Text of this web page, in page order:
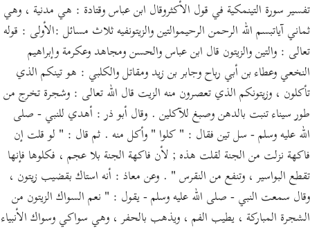
تفسير سورة التينمكية في قول الأكثروقال ابن عباس وقتادة : هي مدنية ، وهي
ثماني آياتبسم الله الرحمن الرحيموالتين والزيتونفيه ثلاث مسائل :الأولى : قوله
تعالى : والتين والزيتون قال ابن عباس والحسن ومجاهد وعكرمة وإبراهيم
النخعي وعطاء بن أبي رباح وجابر بن زيد ومقاتل والكلبي : هو تينكم الذي
تأكلون ، وزيتونكم الذي تعصرون منه الزيت قال الله تعالى : وشجرة تخرج من
طور سيناء تنبت بالدهن وصبغ للآكلين . وقال أبو ذر : أهدي للنبي - صلى
الله عليه وسلم - سل تين فقال : " كلوا " وأكل منه . ثم قال : " لو قلت إن
فاكهة نزلت من الجنة لقلت هذه ; لأن فاكهة الجنة بلا عجم ، فكلوها فإنها
تقطع البواسير ، وتنفع من النقرس " . وعن معاذ : أنه استاك بقضيب زيتون ،
وقال سمعت النبي - صلى الله عليه وسلم - يقول : " نعم السواك الزيتون من
الشجرة المباركة ، يطيب الفم ، ويذهب بالحفر ، وهي سواكي وسواك الأنبياء